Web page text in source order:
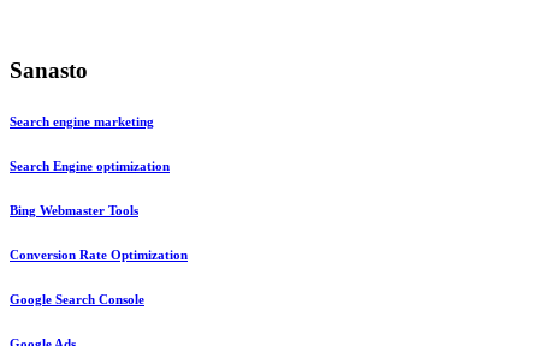
Sanasto
Search engine marketing
Search Engine optimization
Bing Webmaster Tools
Conversion Rate Optimization
Google Search Console